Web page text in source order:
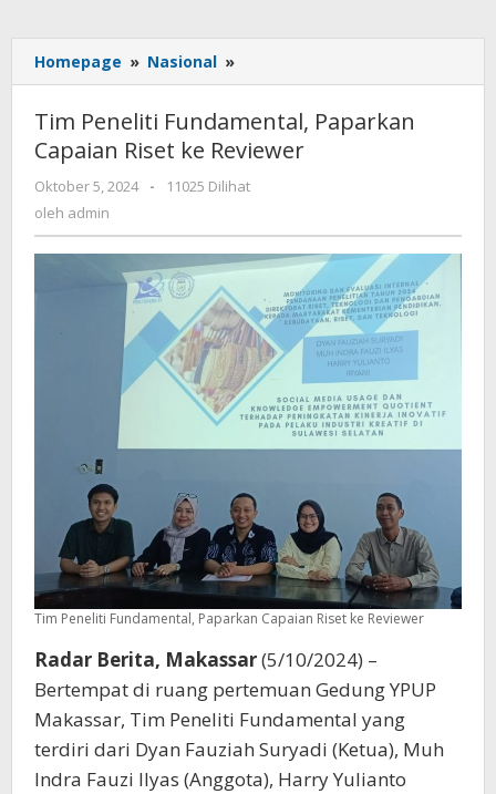
Homepage » Nasional »
Peneliti
Fundamental,
Paparkan
Capaian
Riset
Tim Peneliti Fundamental, Paparkan
Capaian Riset ke Reviewer
Oktober 5, 2024
oleh
-
11025 Dilihat
oleh admin
Tim Peneliti Fundamental, Paparkan Capaian Riset ke Reviewer
Radar Berita, Makassar(5/10/2024) –
Bertempat di ruang pertemuan Gedung YPUP
Makassar, Tim Peneliti Fundamental yang
terdiri dari Dyan Fauziah Suryadi (Ketua), Muh
Indra Fauzi Ilyas (Anggota), Harry Yulianto